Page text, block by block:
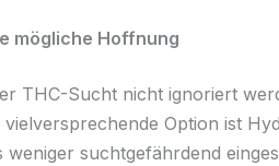
mögliche Hoffnung
THC-Sucht nicht ignoriert
Option ist
weniger suchtgefährdend